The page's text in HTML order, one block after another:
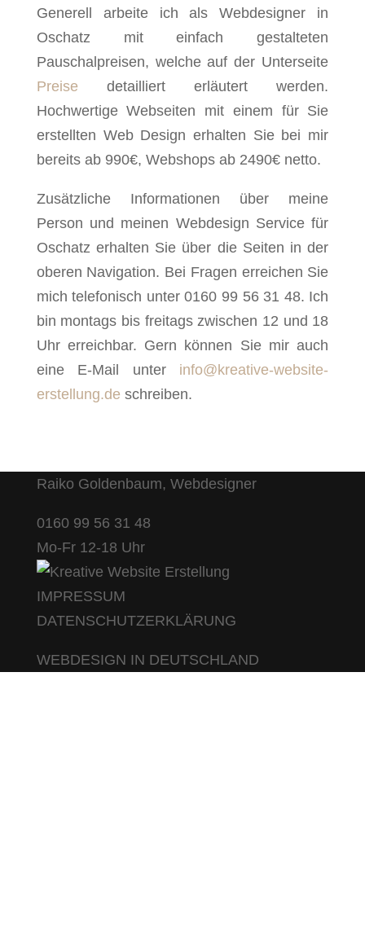
Generell arbeite ich als Webdesigner in
Oschatz mit einfach gestalteten
Pauschalpreisen, welche auf der Unterseite
Preise detailliert erläutert werden.
Hochwertige Webseiten mit einem für Sie
erstellten Web Design erhalten Sie bei mir
bereits ab 990€, Webshops ab 2490€ netto.
Zusätzliche Informationen über meine
Person und meinen Webdesign Service für
Oschatz erhalten Sie über die Seiten in der
oberen Navigation. Bei Fragen erreichen Sie
mich telefonisch unter 0160 99 56 31 48. Ich
bin montags bis freitags zwischen 12 und 18
Uhr erreichbar. Gern können Sie mir auch
eine E-Mail unter info@kreative-website-
erstellung.de schreiben.
Raiko Goldenbaum, Webdesigner
0160 99 56 31 48
Mo-Fr 12-18 Uhr
IMPRESSUM
DATENSCHUTZERKLÄRUNG
WEBDESIGN IN DEUTSCHLAND